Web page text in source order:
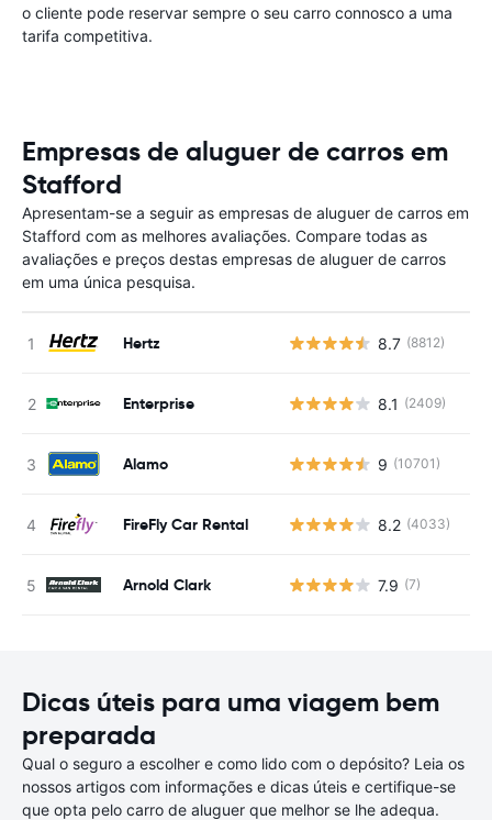
o cliente pode reservar sempre o seu carro connosco a uma
tarifa competitiva.
Empresas de aluguer de carros em
Stafford
Apresentam-se a seguir as empresas de aluguer de carros em
Stafford com as melhores avaliações. Compare todas as
avaliações e preços destas empresas de aluguer de carros
em uma única pesquisa.
Hertz 8.7 (8812)
Enterprise 8.1 (2409)
Alamo 9 (10701)
FireFly Car Rental 8.2 (4033)
Arnold Clark 7.9 (7)
Dicas úteis para uma viagem bem
preparada
Qual o seguro a escolher e como lido com o depósito? Leia os
nossos artigos com informações e dicas úteis e certifique-se
que opta pelo carro de aluguer que melhor se lhe adequa.